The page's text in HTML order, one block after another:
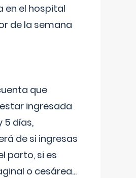
en el hospital
de la semana
que
ingresada
5 días,
de si ingresas
parto, si es
o cesárea...